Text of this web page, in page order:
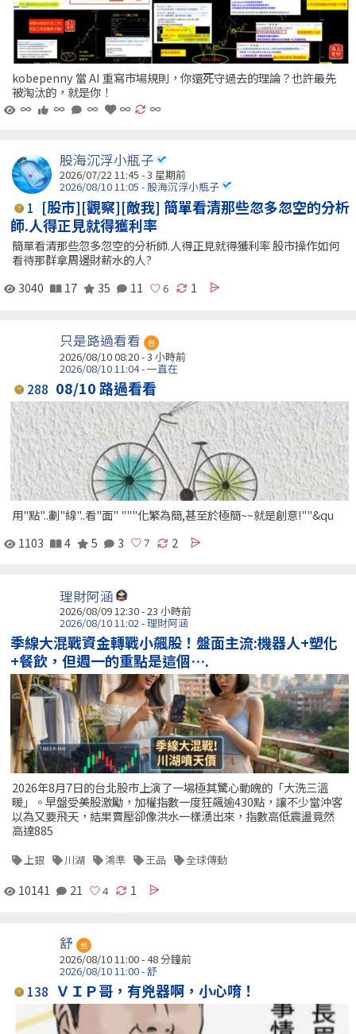
kobepenny 當 AI 重寫市場規則，你還死守過去的理論？也許最先
被淘汰的，就是你！
∞
∞ ∞ ∞ ∞
股海沉浮小瓶子
2026/07/22 11:45 - 3 星期前
2026/08/10 11:05 - 股海沉浮小瓶子
1
[股市][觀察][敵我] 簡單看清那些忽多忽空的分析
師.人得正見就得獲利率
簡單看清那些忽多忽空的分析師.人得正見就得獲利率 股市操作如何
看待那群拿周邊財薪水的人?
3040
17 35 11 1
只是路過看看 包
2026/08/10 08:20 -3 小時前
2026/08/10 11:04 - 一直在
288 08/10 路過看看
用"點"..劃"線"..看"面" """化繁為簡,甚至於極簡~~就是創意!""&qu
1103
4 5 3 2
理財阿涵
2026/08/09 12:30 -23 小時前
2026/08/10 11:02 - 理財阿涵
季線大混戰資金轉戰小飆股！盤面主流:機器人+塑化
+餐飲，但週一的重點是這個….
2026年8月7日的台北股市上演了一場極其驚心動魄的「大洗三溫
暖」。早盤受美股激勵，加權指數一度狂飆逾430點，讓不少當沖客
以為又要飛天，結果賣壓卻像洪水一樣湧出來，指數高低震盪竟然
高達885
上銀 川湖 鴻準 王品 全球傳動
10141 21 1
舒 包
2026/08/10 11:00 -48 分鐘前
2026/08/10 11:00 - 舒
138 ＶＩＰ哥，有兇器啊，小心唷！